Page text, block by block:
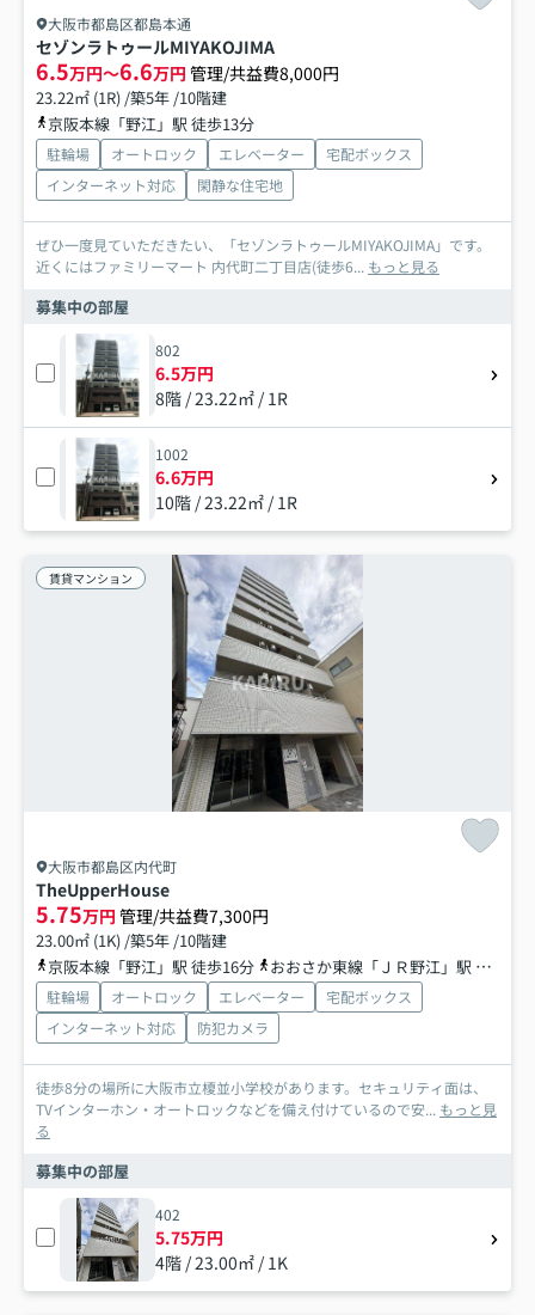
大阪市都島区都島本通
セゾンラトゥールMIYAKOJIMA
6.5万円～6.6万円 管理/共益費8,000円
23.22㎡ (1R) /築5年 /10階建
京阪本線「野江」駅 徒歩13分
駐輪場 オートロック エレベーター
宅配ボックス
インターネット対応
閑静な住宅地
ぜひ一度見ていただきたい、「セゾンラトゥールMIYAKOJIMA」です。
近くにはファミリーマート 内代町二丁目店(徒歩6... もっと見る
募集中の部屋
802
6.5万円
8階 / 23.22㎡ / 1R
1002
6.6万円
10階 / 23.22㎡ / 1R
賃貸マンション
大阪市都島区内代町
TheUpperHouse
5.75万円 管理/共益費7,300円
23.00㎡ (1K) /築5年 /10階建
京阪本線「野江」駅 徒歩16分
おおさか東線「ＪＲ野江」駅 徒歩13分
駐輪場 オートロック エレベーター
宅配ボックス
インターネット対応
防犯カメラ
徒歩8分の場所に大阪市立榎並小学校があります。セキュリティ面は、
TVインターホン・オートロックなどを備え付けているので安... もっと見
る
募集中の部屋
402
5.75万円
4階 / 23.00㎡ / 1K